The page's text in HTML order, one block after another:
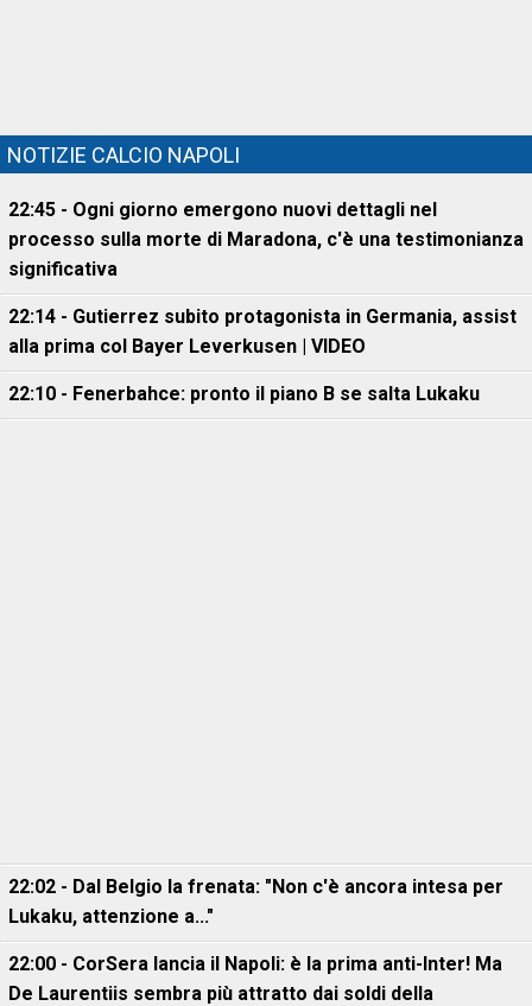
NOTIZIE CALCIO NAPOLI
22:45 - Ogni giorno emergono nuovi dettagli nel
processo sulla morte di Maradona, c'è una testimonianza
significativa
22:14 - Gutierrez subito protagonista in Germania, assist
alla prima col Bayer Leverkusen | VIDEO
22:10 - Fenerbahce: pronto il piano B se salta Lukaku
22:02 - Dal Belgio la frenata: "Non c'è ancora intesa per
Lukaku, attenzione a..."
22:00 - CorSera lancia il Napoli: è la prima anti-Inter! Ma
De Laurentiis sembra più attratto dai soldi della